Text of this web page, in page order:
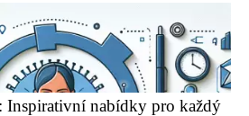
Inspirativní nabídky pro každý